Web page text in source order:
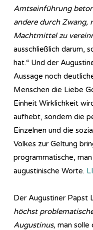
Amtseinführung
andere durch Zwang,
Machtmittel zu
ausschließlich darum,
hat.“ Und der
Aussage noch
Menschen die Liebe
Einheit Wirklichkeit
aufhebt, sondern die
Einzelnen und die
Volkes zur Geltung
programmatische,
augustinische Worte.
Der Augustiner Papst
höchst
Augustinus, man solle